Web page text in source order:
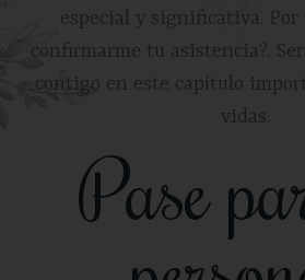
especial y significativa. Por
confirmarme tu asistencia?.
contigo en este capítulo
vidas.
Pase